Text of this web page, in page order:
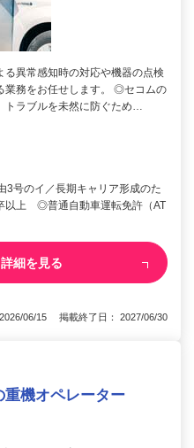
る異常感知時の対応や機器の点検
業務をお任せします。 ◎セコムの
トラブルを未然に防ぐため…
3号のイ／長期キャリア形成のた
以上 ◎普通自動車運転免許（AT
詳細を見る
06/15 掲載終了日： 2027/06/30
機オペレーター